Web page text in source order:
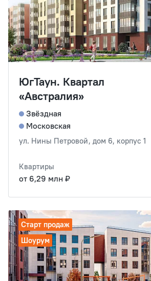
ЮгТаун. Квартал
«Австралия»
Звёздная
Московская
ул. Нины Петровой, дом 6, корпус 1
Квартиры
от 6,29 млн ₽
Старт продаж
Шоурум